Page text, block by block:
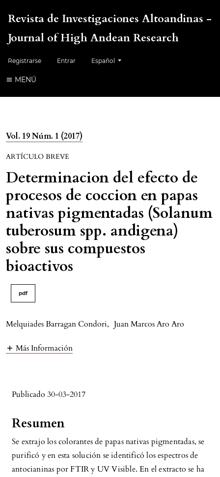
Revista de Investigaciones Altoandinas -
Journal of High Andean Research
Registrarse Entrar Cambiar el idioma. El idioma actual es:
Español
MENÚ
Vol. 19 Núm. 1 (2017)
ARTÍCULO BREVE
Determinacion del efecto de
procesos de coccion en papas
nativas pigmentadas (Solanum
tuberosum spp. andigena)
sobre sus compuestos
bioactivos
pdf
Melquiades Barragan Condori, Juan Marcos Aro Aro
Más Información
Publicado 30-03-2017
Resumen
Se extrajo los colorantes de papas nativas pigmentadas, se
purificó y en esta solución se identificó los espectros de
antocianinas por FTIR y UV Visible. En el extracto se ha